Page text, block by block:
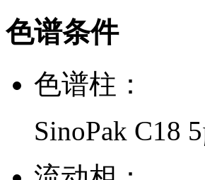
色谱条件
色谱柱：
SinoPak C18